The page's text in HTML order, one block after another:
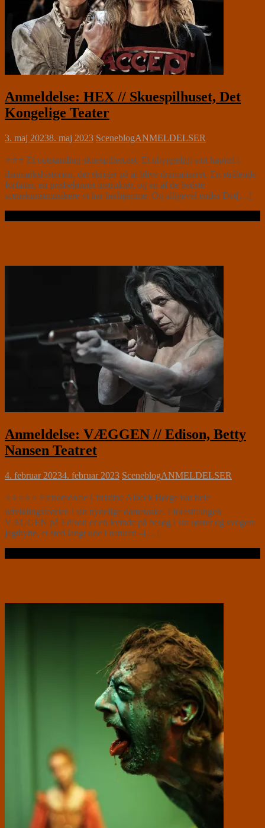
Anmeldelse: HEX // Skuespilhuset, Det
Kongelige Teater
3. maj 20238. maj 2023 SceneblogANMELDELSER
⭐⭐⭐ Et outstanding skuespillercast. Et uhyggeligt sort kapitel i
danmarkshistorien, der skriger på at blive dramatiseret. En strålende
forfatter, en prisbelønnet instruktør, og en af de bedste
scenekunstmusikere vi har herhjemme. Og alligevel ender Det[…]
Anmeldelse: VÆGGEN // Edison, Betty
Nansen Teatret
4. februar 20234. februar 2023 SceneblogANMELDELSER
⭐⭐⭐⭐⭐ Fænomenale Christine Albeck Børge har hele
udviklingsteorien i sin nydelige dametaske. I forestillingen
VÆGGEN på Edison er en kvinde på besøg i sin søster og svogers
jagthytte, et sted langt ude i naturen –[…]